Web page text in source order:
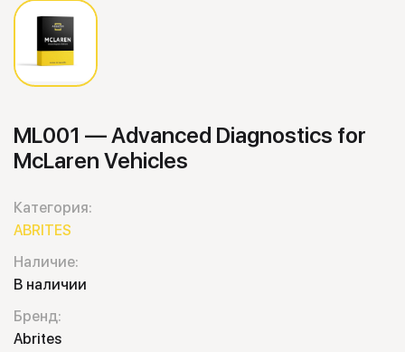
ML001 — Advanced Diagnostics for
McLaren Vehicles
Категория:
ABRITES
Наличие:
В наличии
Бренд:
Abrites